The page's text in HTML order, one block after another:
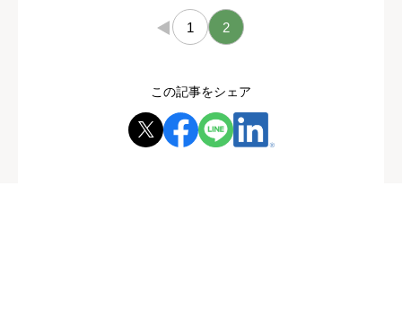
← 1 2
この記事をシェア